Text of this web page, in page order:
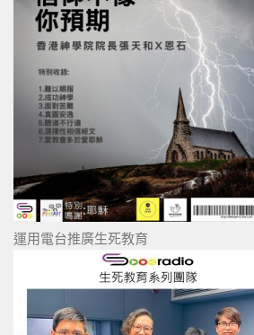
運用電台推廣生死教育